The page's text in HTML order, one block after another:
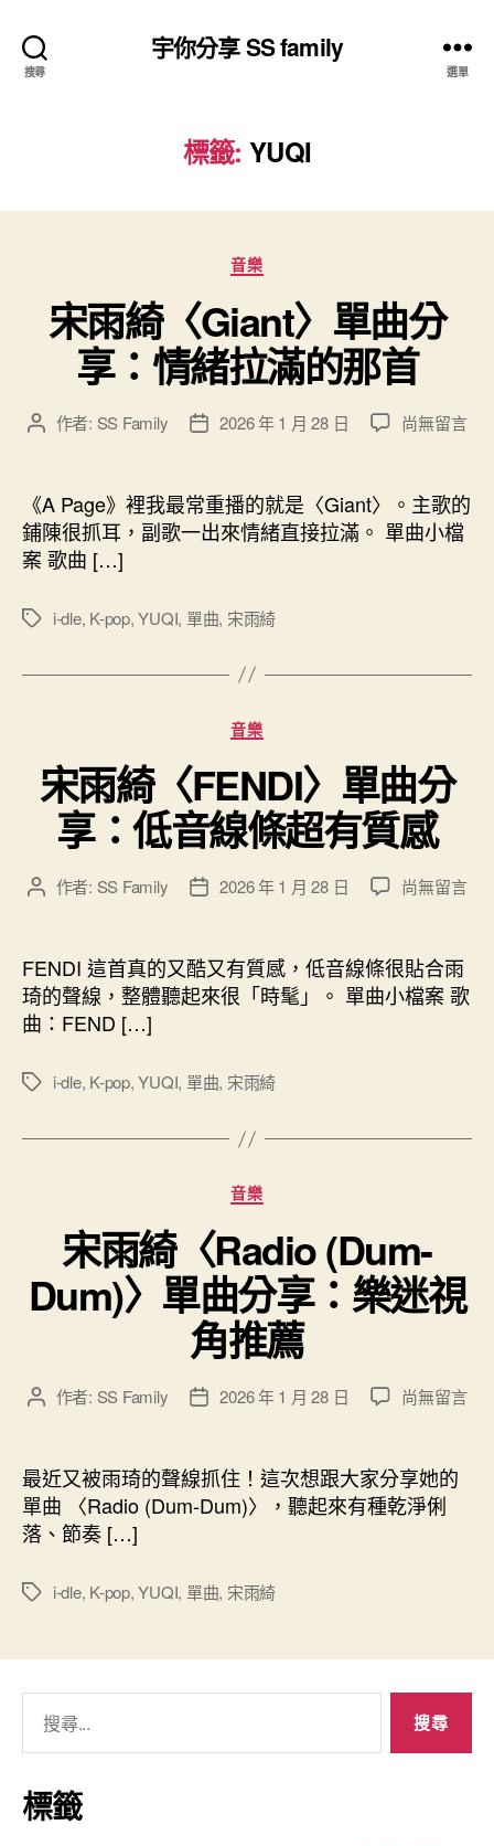
搜尋
宇你分享 SS family
選單
標籤: YUQI
分
類
音樂
宋雨綺〈Giant〉單曲分
享：情緒拉滿的那首
文
者
作者: SS Family
文
佈
日
期
2026 年 1 月 28 日
在
綺
〈Giant〉
單
那
首〉
中
尚無留言
《A Page》裡我最常重播的就是〈Giant〉。主歌的
鋪陳很抓耳，副歌一出來情緒直接拉滿。 單曲小檔
案 歌曲 […]
標
i-dle, K-pop,YUQI, 單曲, 宋雨綺
分
類
音樂
宋雨綺〈FENDI〉單曲分
享：低音線條超有質感
文
者
作者: SS Family
文
佈
日
期
2026 年 1 月 28 日
在
綺
〈FENDI〉
單
質
感〉
中
尚無留言
FENDI 這首真的又酷又有質感，低音線條很貼合雨
琦的聲線，整體聽起來很「時髦」。 單曲小檔案 歌
曲：FEND […]
標
i-dle, K-pop,YUQI, 單曲, 宋雨綺
分
類
音樂
宋雨綺〈Radio (Dum-
Dum)〉單曲分享：樂迷視
角推薦
文
者
作者: SS Family
文
佈
日
期
2026 年 1 月 28 日
在
綺
〈Radio
(Dum-
樂
視
角
推
尚無留言
最近又被雨琦的聲線抓住！這次想跟大家分享她的
單曲 〈Radio (Dum-Dum)〉，聽起來有種乾淨俐
落、節奏 […]
標
i-dle, K-pop,YUQI, 單曲, 宋雨綺
關
鍵
字:
標籤